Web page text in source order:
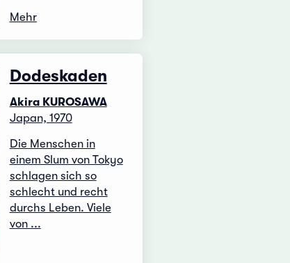
Mehr
Dodeskaden
Akira KUROSAWA
Japan, 1970
Die Menschen in
einem Slum von Tokyo
schlagen sich so
schlecht und recht
durchs Leben. Viele
von ...